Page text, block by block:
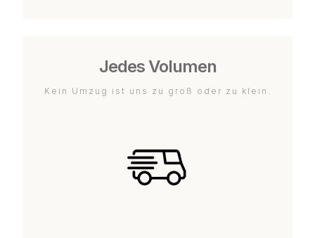
Jedes Volumen
Kein Umzug ist uns zu groß oder zu klein.